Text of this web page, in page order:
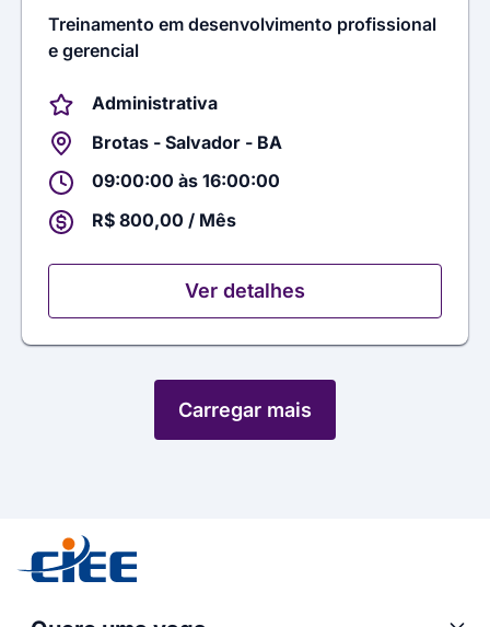
Treinamento em desenvolvimento profissional
e gerencial
Administrativa
Brotas - Salvador - BA
09:00:00 às 16:00:00
R$ 800,00 / Mês
Ver detalhes
Carregar mais